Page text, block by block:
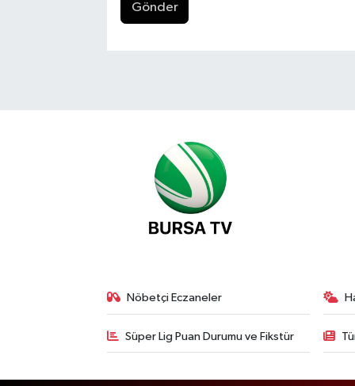
Gönder
Nöbetçi Eczaneler
Süper Lig Puan Durumu ve Fikstür